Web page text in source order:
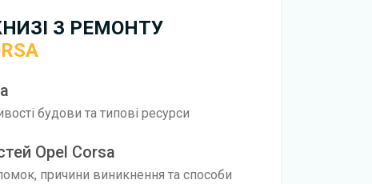
З РЕМОНТУ
будови та типові ресурси
Opel Corsa
причини виникнення та способи